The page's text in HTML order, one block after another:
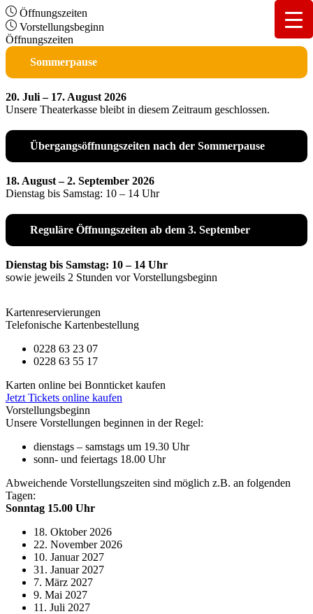
Öffnungszeiten
Vorstellungsbeginn
Öffnungszeiten
Sommerpause
20. Juli – 17. August 2026
Unsere Theaterkasse bleibt in diesem Zeitraum geschlossen.
Übergangsöffnungszeiten nach der Sommerpause
18. August – 2. September 2026
Dienstag bis Samstag: 10 – 14 Uhr
Reguläre Öffnungszeiten ab dem 3. September
Dienstag bis Samstag: 10 – 14 Uhr
sowie jeweils 2 Stunden vor Vorstellungsbeginn
Kartenreservierungen
Telefonische Kartenbestellung
0228 63 23 07
0228 63 55 17
Karten online bei Bonnticket kaufen
Jetzt Tickets online kaufen
Vorstellungsbeginn
Unsere Vorstellungen beginnen in der Regel:
dienstags – samstags um 19.30 Uhr
sonn- und feiertags 18.00 Uhr
Abweichende Vorstellungszeiten sind möglich z.B. an folgenden
Tagen:
Sonntag 15.00 Uhr
18. Oktober 2026
22. November 2026
10. Januar 2027
31. Januar 2027
7. März 2027
9. Mai 2027
11. Juli 2027